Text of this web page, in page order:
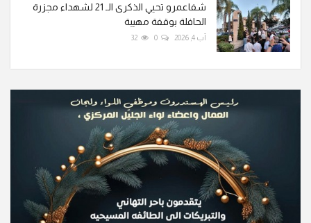
شفاعمرو تحيي الذكرى الـ 21 لشهداء مجزرة
الحافلة بوقفة مهيبة
آب 4, 2026 0
32